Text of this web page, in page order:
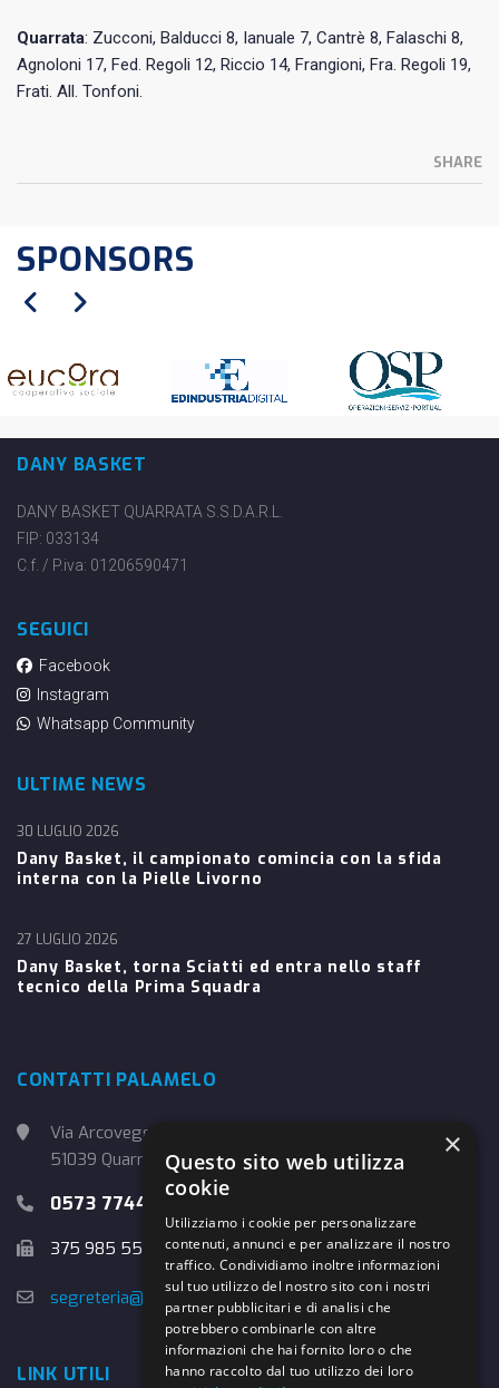
Quarrata: Zucconi, Balducci 8, Ianuale 7, Cantrè 8, Falaschi 8,
Agnoloni 17, Fed. Regoli 12, Riccio 14, Frangioni, Fra. Regoli 19,
Frati. All. Tonfoni.
SHARE
SPONSORS
DANY BASKET
DANY BASKET QUARRATA S.S.D.A.R.L.
FIP: 033134
C.f. / P.iva: 01206590471
SEGUICI
Facebook
Instagram
Whatsapp Community
ULTIME NEWS
Dany Basket, il campionato comincia con la sfida
interna con la Pielle Livorno
30 LUGLIO 2026
Dany Basket, torna Sciatti ed entra nello staff
tecnico della Prima Squadra
27 LUGLIO 2026
CONTATTI PALAMELO
Via Arcoveggio, 4
51039 Quarrata (PT)
0573 774457
375 985 5526
segreteria@danybasket.it
LINK UTILI
×
Questo sito web utilizza
cookie
Utilizziamo i cookie per personalizzare
contenuti, annunci e per analizzare il nostro
traffico. Condividiamo inoltre informazioni
sul tuo utilizzo del nostro sito con i nostri
partner pubblicitari e di analisi che
potrebbero combinarle con altre
informazioni che hai fornito loro o che
hanno raccolto dal tuo utilizzo dei loro